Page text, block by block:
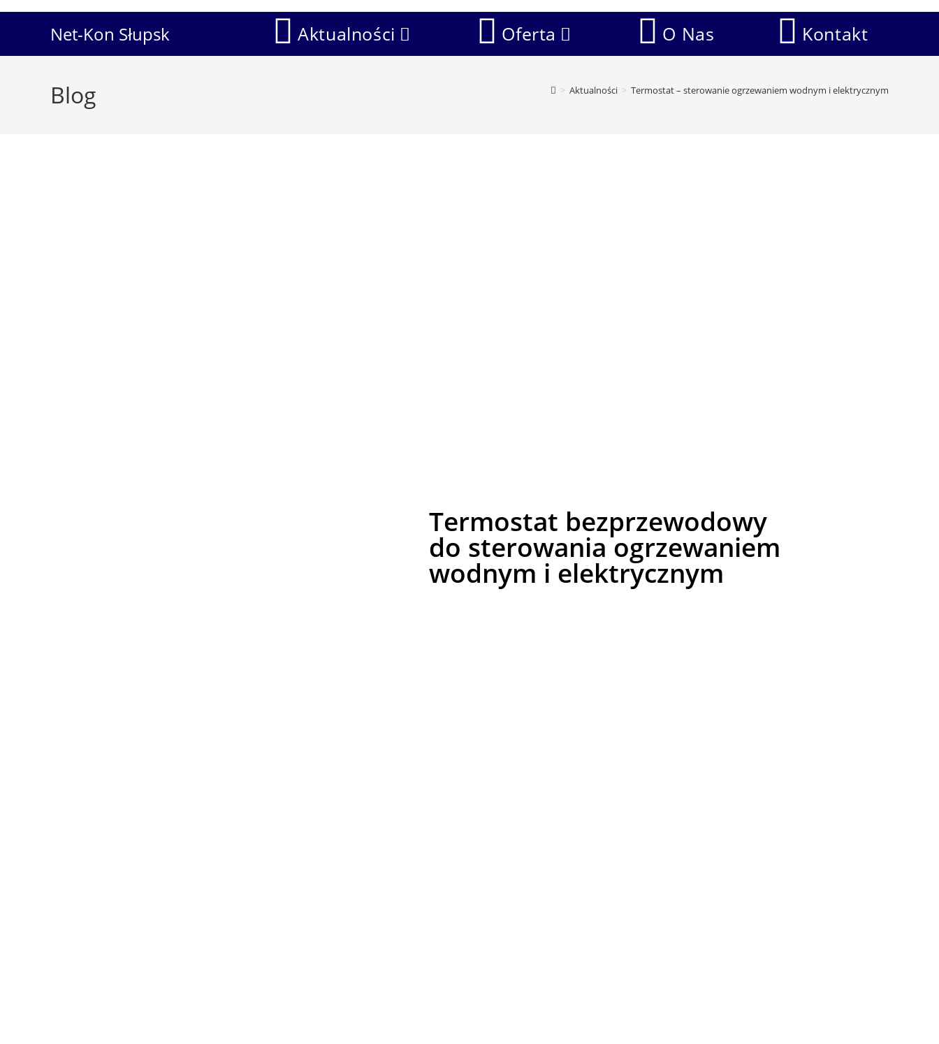
Net-Kon Słupsk Aktualności Oferta O Nas Kontakt
Blog > Aktualności > Termostat – sterowanie ogrzewaniem wodnym i elektrycznym
Termostat bezprzewodowy
do sterowania ogrzewaniem
wodnym i elektrycznym​